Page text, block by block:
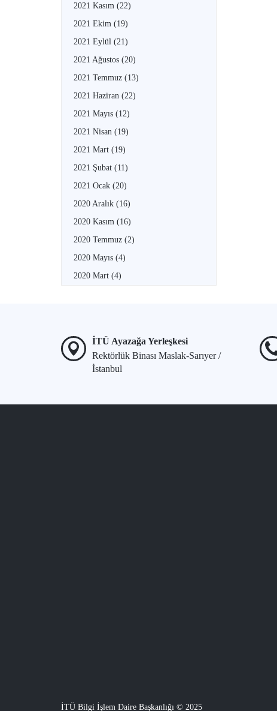
2021 Kasım (22)
2021 Ekim (19)
2021 Eylül (21)
2021 Ağustos (20)
2021 Temmuz (13)
2021 Haziran (22)
2021 Mayıs (12)
2021 Nisan (19)
2021 Mart (19)
2021 Şubat (11)
2021 Ocak (20)
2020 Aralık (16)
2020 Kasım (16)
2020 Temmuz (2)
2020 Mayıs (4)
2020 Mart (4)
İTÜ Ayazağa Yerleşkesi
Rektörlük Binası Maslak-Sarıyer /
İstanbul
İTÜ Bilgi İşlem Daire Başkanlığı © 2025